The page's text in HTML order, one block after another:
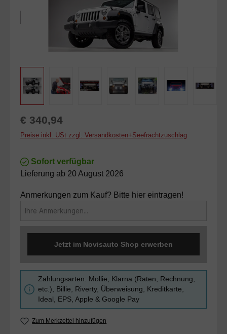
Regulärer Preis:
€ 340,94
Preise inkl. USt zzgl. Versandkosten+Seefrachtzuschlag
Sofort verfügbar
Lieferung ab 20 August 2026
Anmerkungen zum Kauf? Bitte hier eintragen!
Jetzt im Novisauto Shop erwerben
Zahlungsarten: Mollie, Klarna (Raten, Rechnung,
etc.), Billie, Riverty, Überweisung, Kreditkarte,
Ideal, EPS, Apple & Google Pay
Zum Merkzettel hinzufügen